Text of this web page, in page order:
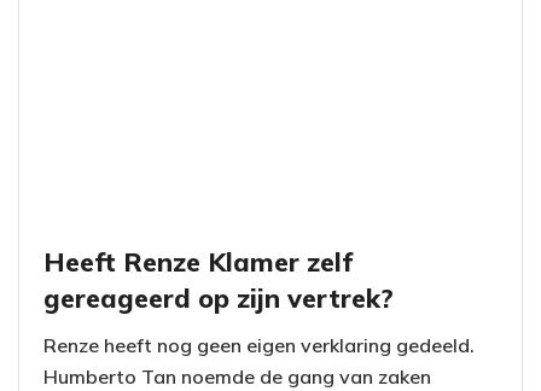
Heeft Renze Klamer zelf
gereageerd op zijn vertrek?
Renze heeft nog geen eigen verklaring gedeeld.
Humberto Tan noemde de gang van zaken